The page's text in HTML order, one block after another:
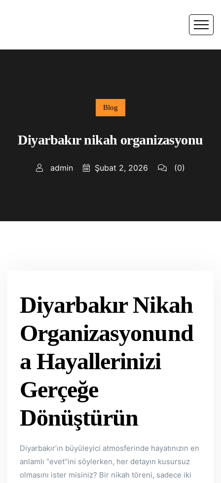
Blog
Diyarbakır nikah organizasyonu
admin Şubat 2, 2026 (0)
Diyarbakır Nikah
Organizasyonund
a Hayallerinizi
Gerçeğe
Dönüştürün
Diyarbakır’ın büyüleyici atmosferinde hayatınızın en
anlamlı “evet”ini söylerken, her detayın kusursuz
olmasını ister misiniz? Bir nikah töreni, sadece iki